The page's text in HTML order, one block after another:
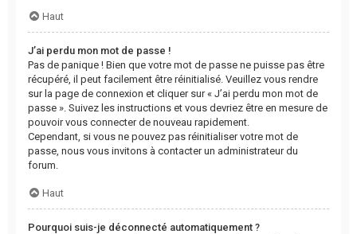
Haut
J’ai perdu mon mot de passe !
Pas de panique ! Bien que votre mot de passe ne puisse pas être
récupéré, il peut facilement être réinitialisé. Veuillez vous rendre
sur la page de connexion et cliquer sur « J’ai perdu mon mot de
passe ». Suivez les instructions et vous devriez être en mesure de
pouvoir vous connecter de nouveau rapidement.
Cependant, si vous ne pouvez pas réinitialiser votre mot de
passe, nous vous invitons à contacter un administrateur du
forum.
Haut
Pourquoi suis-je déconnecté automatiquement ?